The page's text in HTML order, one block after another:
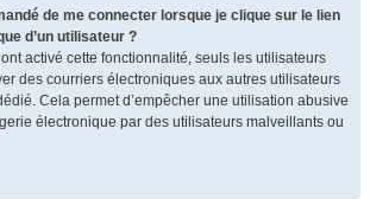
de me connecter lorsque je clique sur le lien
d’un utilisateur ?
activé cette fonctionnalité, seuls les utilisateurs
des courriers électroniques aux autres utilisateurs
Cela permet d’empêcher une utilisation abusive
électronique par des utilisateurs malveillants ou